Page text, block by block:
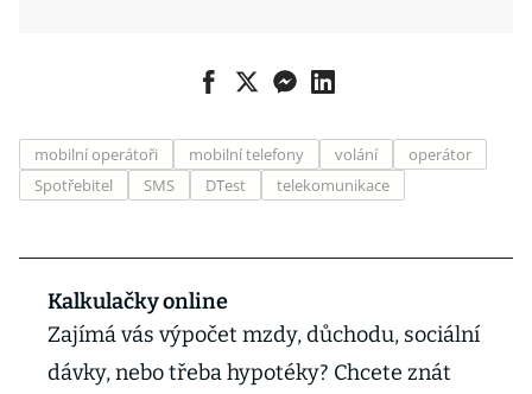
mobilní operátoři mobilní telefony volání
operátor
Spotřebitel
SMS DTest telekomunikace
Kalkulačky online
Zajímá vás výpočet mzdy, důchodu, sociální
dávky, nebo třeba hypotéky? Chcete znát